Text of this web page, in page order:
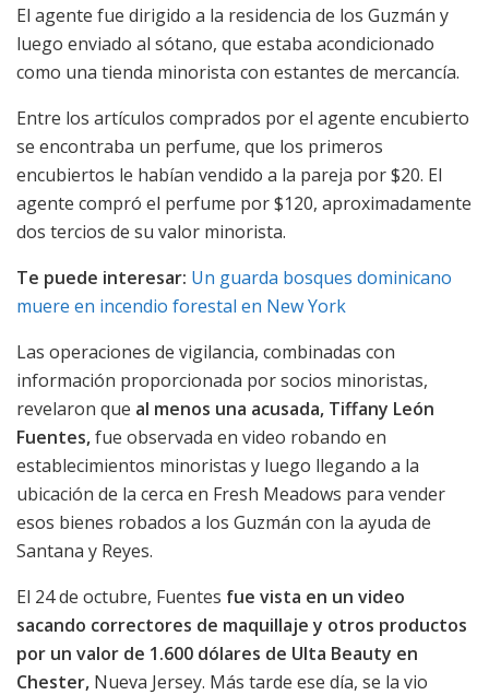
El agente fue dirigido a la residencia de los Guzmán y
luego enviado al sótano, que estaba acondicionado
como una tienda minorista con estantes de mercancía.
Entre los artículos comprados por el agente encubierto
se encontraba un perfume, que los primeros
encubiertos le habían vendido a la pareja por $20. El
agente compró el perfume por $120, aproximadamente
dos tercios de su valor minorista.
Te puede interesar: Un guarda bosques dominicano
muere en incendio forestal en New York
Las operaciones de vigilancia, combinadas con
información proporcionada por socios minoristas,
revelaron que al menos una acusada, Tiffany León
Fuentes,fue observada en video robando en
establecimientos minoristas y luego llegando a la
ubicación de la cerca en Fresh Meadows para vender
esos bienes robados a los Guzmán con la ayuda de
Santana y Reyes.
El 24 de octubre, Fuentes fue vista en un video
sacando correctores de maquillaje y otros productos
por un valor de 1.600 dólares de Ulta Beauty en
Chester, Nueva Jersey. Más tarde ese día, se la vio